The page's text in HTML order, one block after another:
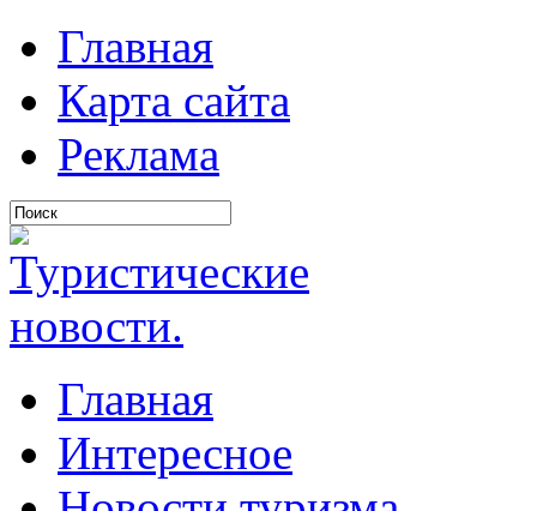
Главная
Карта сайта
Реклама
Главная
Интересное